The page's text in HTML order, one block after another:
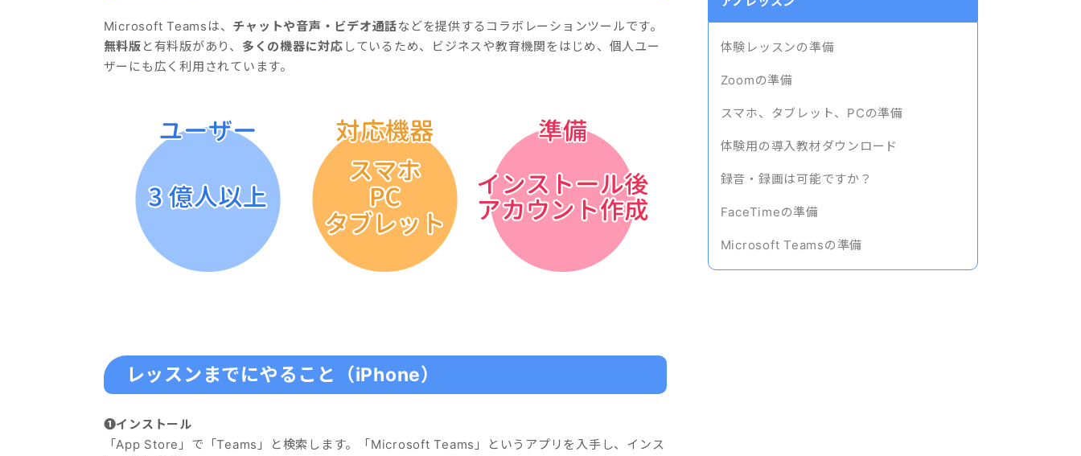
Microsoft Teamsは、 チャットや音声・ビデオ通話などを提供するコラボレーションツールです。
無料版 と有料版があり、 多くの機器に対応 しているため、ビジネスや教育機関をはじめ、個人ユー
ザーにも広く利用されています。
レッスンまでにやること（iPhone）
❶インストール
「App Store」で「Teams」と検索します。「Microsoft Teams」というアプリを入手し、インス
体験レッスンの準備
Zoomの準備
スマホ、タブレット、PCの準備
体験用の導入教材ダウンロード
録音・録画は可能ですか？
FaceTimeの準備
Microsoft Teamsの準備